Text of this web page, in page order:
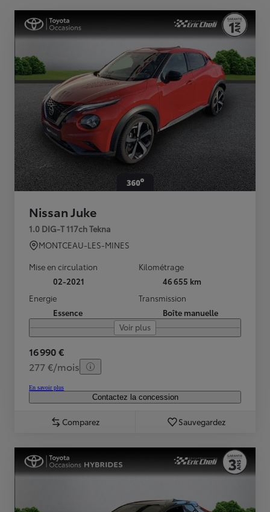
Nissan Juke
1.0 DIG-T 117ch Tekna
MONTCEAU-LES-MINES
Mise en circulation
02-2021
Kilométrage
46 655 km
Energie
Essence
Transmission
Boîte manuelle
Voir plus
16 990 €
277 €/mois
En savoir plus
Contactez la concession
Comparez Sauvegardez